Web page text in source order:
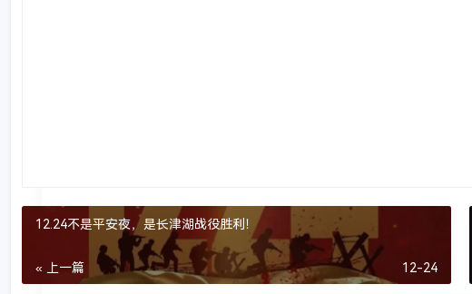
12.24不是平安夜，是长津湖战役胜利！
« 上一篇 12-24